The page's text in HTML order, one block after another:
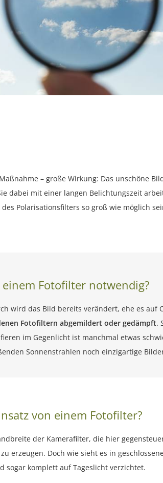
– große Wirkung: Das unschöne
dabei mit einer langen Belichtungszeit
Polarisationsfilters so groß wie möglich
Fotofilter notwendig?
wird das Bild bereits verändert, ehe es auf
Fotofiltern abgemildert oder gedämpft.
im Gegenlicht ist manchmal etwas
Sonnenstrahlen noch einzigartige
von einem Fotofilter?
der Kamerafilter, die hier
erzeugen. Doch wie sieht es in
sogar komplett auf Tageslicht verzichtet.